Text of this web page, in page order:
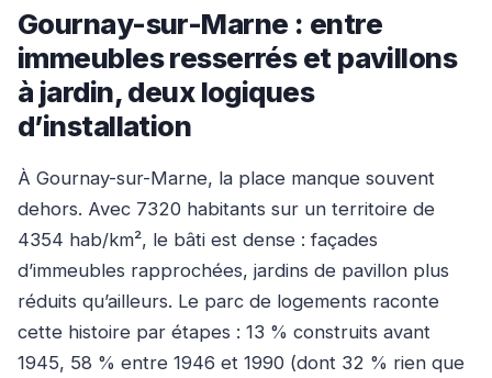
Gournay-sur-Marne : entre
immeubles resserrés et pavillons
à jardin, deux logiques
d’installation
À Gournay-sur-Marne, la place manque souvent
dehors. Avec 7320 habitants sur un territoire de
4354 hab/km², le bâti est dense : façades
d’immeubles rapprochées, jardins de pavillon plus
réduits qu’ailleurs. Le parc de logements raconte
cette histoire par étapes : 13 % construits avant
1945, 58 % entre 1946 et 1990 (dont 32 % rien que